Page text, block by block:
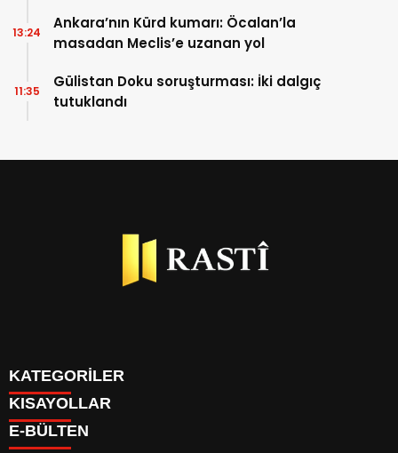
Ankara’nın Kürd kumarı: Öcalan’la
masadan Meclis’e uzanan yol
13:24
Gülistan Doku soruşturması: İki dalgıç
tutuklandı
11:35
KATEGORİLER
BİYOGRAFİLER
DÜNYA
KISAYOLLAR
YAZARLAR
E-BÜLTEN